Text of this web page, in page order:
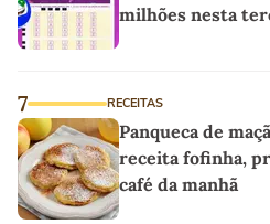
milhões nesta
7 RECEITAS
Panqueca de
receita fofinha,
café da manhã